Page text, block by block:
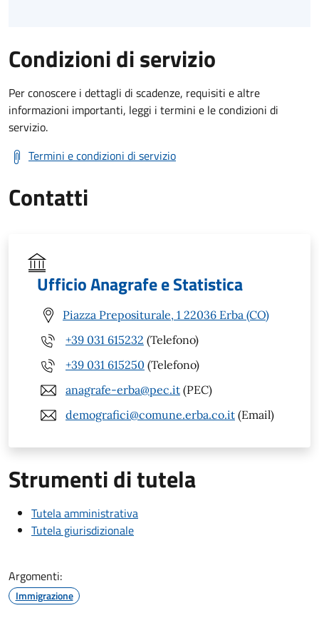
Condizioni di servizio
Per conoscere i dettagli di scadenze, requisiti e altre
informazioni importanti, leggi i termini e le condizioni di
servizio.
Termini e condizioni di servizio
Contatti
Ufficio Anagrafe e Statistica
Piazza Prepositurale, 1 22036 Erba (CO)
+39 031 615232 (Telefono)
+39 031 615250 (Telefono)
anagrafe-erba@pec.it (PEC)
demografici@comune.erba.co.it (Email)
Strumenti di tutela
Tutela amministrativa
Tutela giurisdizionale
Argomenti:
Immigrazione